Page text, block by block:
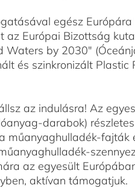
egész
az Európai Bizottság
Waters by 2030"
és szinkronizált
az indulásra! Az
darabok) részletes
műanyaghulladék-fajták
az egyesült
aktívan támogatjuk.